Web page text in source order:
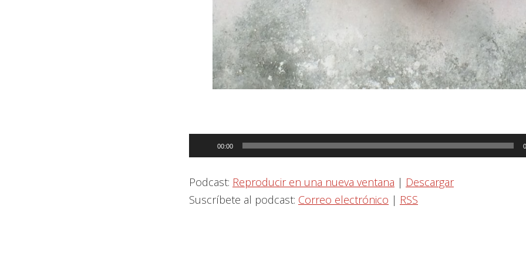
Reproductor
de
audio
00:00
Podcast: Reproducir en una nueva ventana | Descargar
Suscríbete al podcast: Correo electrónico | RSS